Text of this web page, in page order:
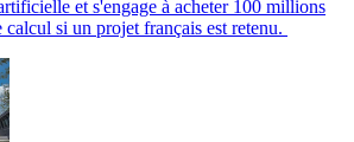
et s'engage à acheter 100 millions
calcul si un projet français est retenu.